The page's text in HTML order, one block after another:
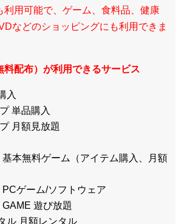
利用可能で、ゲーム、食料品、健康
などのショッピングにも利用できま
料配布）が利用できるサービス
入
単品購入
月額見放題
基本無料ゲーム（アイテム購入、月額
PCゲーム/ソフトウェア
遊び放題
ル 月額レンタル